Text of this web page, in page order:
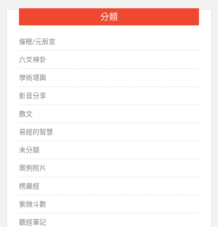
分類
催眠/元辰宮
六爻神卦
學術堪輿
影音分享
散文
易經的智慧
未分類
案例照片
楞嚴經
紫微斗數
聽經筆記